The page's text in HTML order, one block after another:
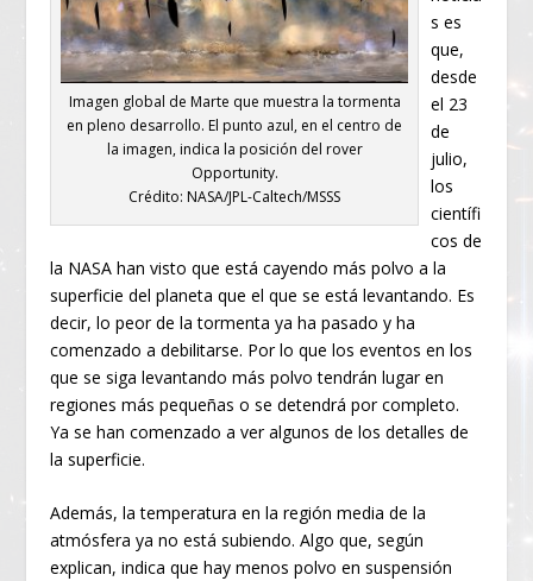
Imagen global de Marte que muestra la tormenta
en pleno desarrollo. El punto azul, en el centro de
la imagen, indica la posición del rover
Opportunity.
Crédito: NASA/JPL-Caltech/MSSS
s es
que,
desde
el 23
de
julio,
los
científi
cos de
la NASA han visto que está cayendo más polvo a la
superficie del planeta que el que se está levantando. Es
decir, lo peor de la tormenta ya ha pasado y ha
comenzado a debilitarse. Por lo que los eventos en los
que se siga levantando más polvo tendrán lugar en
regiones más pequeñas o se detendrá por completo.
Ya se han comenzado a ver algunos de los detalles de
la superficie.
Además, la temperatura en la región media de la
atmósfera ya no está subiendo. Algo que, según
explican, indica que hay menos polvo en suspensión